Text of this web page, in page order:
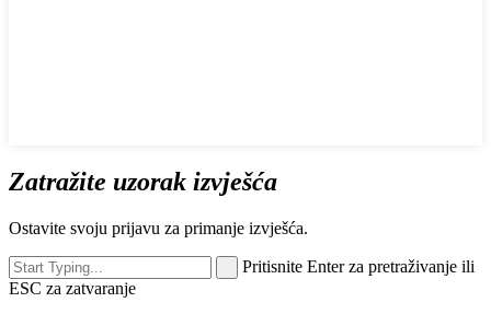
Zatražite uzorak izvješća
Ostavite svoju prijavu za primanje izvješća.
Pritisnite Enter za pretraživanje ili
ESC za zatvaranje